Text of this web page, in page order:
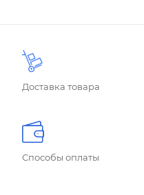
Доставка товара
Способы оплаты